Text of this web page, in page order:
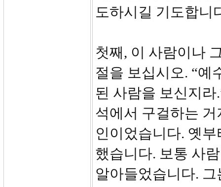
도하시길 기도합
첫째, 이 사람이나
절을 보십시오. “예
된 사람을 보신지
석에서 구걸하는
인이었습니다. 옛
했습니다. 보통 사
알아들었습니다.